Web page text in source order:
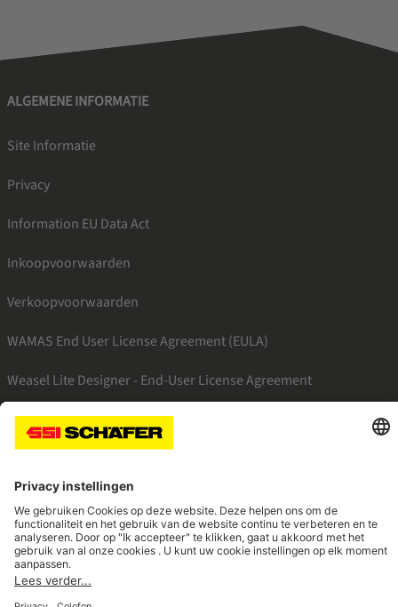
ALGEMENE INFORMATIE
Site Informatie
Privacy
Information EU Data Act
Inkoopvoorwaarden
Verkoopvoorwaarden
WAMAS End User License Agreement (EULA)
Weasel Lite Designer - End-User License Agreement
SSI facebookSSI linkedin